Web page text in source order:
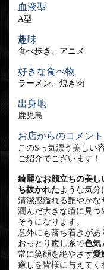
血液型
A型
趣味
食べ歩き、アニメ
好きな食べ物
ラーメン、焼き肉
出身地
鹿児島
お店からのコメント
このSっ気漂う美しい
ご紹介でございます！
綺麗なお顔立ちの美し
ち抜かれた ような気分
清潔感溢れる艶やか
潤んだ大きな瞳に見
そうになります。
意外にも落ち着きがあ
おっとり癒し系で色気
常に笑顔を絶やさず愛
癒しを皆様に与えてく